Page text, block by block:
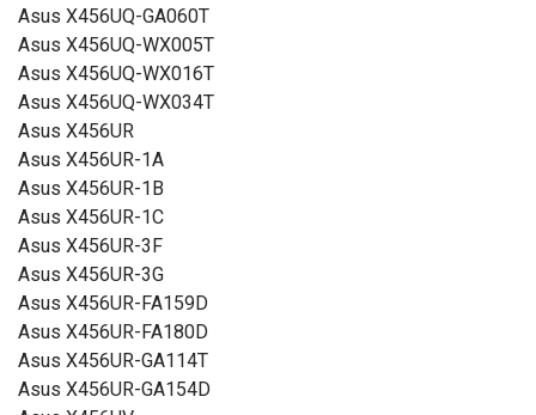
Asus X456UQ-GA060T
Asus X456UQ-WX005T
Asus X456UQ-WX016T
Asus X456UQ-WX034T
Asus X456UR
Asus X456UR-1A
Asus X456UR-1B
Asus X456UR-1C
Asus X456UR-3F
Asus X456UR-3G
Asus X456UR-FA159D
Asus X456UR-FA180D
Asus X456UR-GA114T
Asus X456UR-GA154D